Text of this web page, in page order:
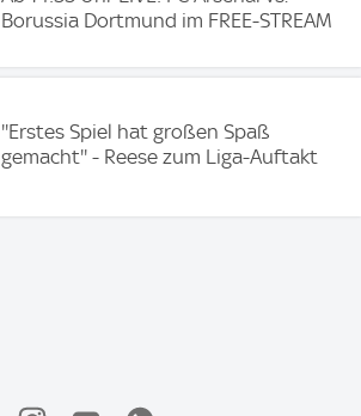
Borussia Dortmund im FREE-STREAM
''Erstes Spiel hat großen Spaß
gemacht'' - Reese zum Liga-Auftakt